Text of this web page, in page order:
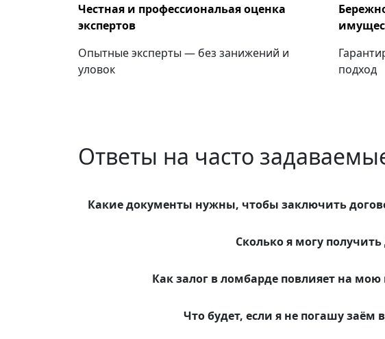
Честная и профессиональая оценка
экспертов
Опытные эксперты — без занижений и
уловок
подход
Ответы на часто
Какие документы нужны, чтобы заключить
Сколько я могу получить
Как залог в ломбарде повлияет на
Что будет, если я не погашу заём